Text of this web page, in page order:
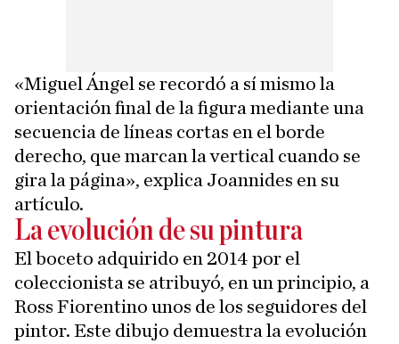
«Miguel Ángel se recordó a sí mismo la
orientación final de la figura mediante una
secuencia de líneas cortas en el borde
derecho, que marcan la vertical cuando se
gira la página», explica Joannides en su
artículo.
La evolución de su pintura
El boceto adquirido en 2014 por el
coleccionista se atribuyó, en un principio, a
Ross Fiorentino unos de los seguidores del
pintor. Este dibujo demuestra la evolución